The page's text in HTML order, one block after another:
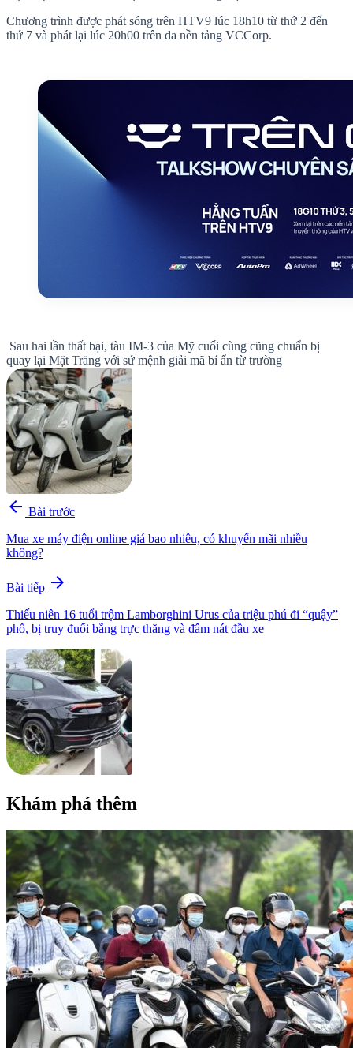
Chương trình được phát sóng trên HTV9 lúc 18h10 từ thứ 2 đến
thứ 7 và phát lại lúc 20h00 trên đa nền tảng VCCorp.
Sau hai lần thất bại, tàu IM-3 của Mỹ cuối cùng cũng chuẩn bị
quay lại Mặt Trăng với sứ mệnh giải mã bí ẩn từ trường
arrow_back Bài trước
Mua xe máy điện online giá bao nhiêu, có khuyến mãi nhiều
không?
Bài tiếp arrow_forward
Thiếu niên 16 tuổi trộm Lamborghini Urus của triệu phú đi “quậy”
phố, bị truy đuổi bằng trực thăng và đâm nát đầu xe
Khám phá thêm